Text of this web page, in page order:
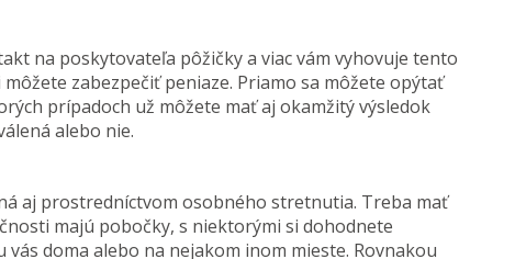
na poskytovateľa pôžičky a viac vám vyhovuje tento
zabezpečiť peniaze. Priamo sa môžete opýtať
prípadoch už môžete mať aj okamžitý výsledok
alebo nie.
aj prostredníctvom osobného stretnutia. Treba mať
majú pobočky, s niektorými si dohodnete
doma alebo na nejakom inom mieste. Rovnakou